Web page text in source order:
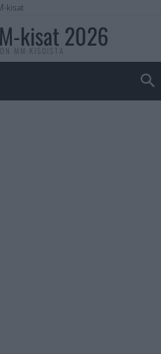
kisat
kisat 2026
MM-KISOISTA